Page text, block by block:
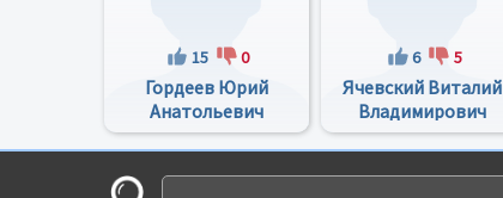
15 0
Гордеев Юрий
Анатольевич
6 5
Ячевский Виталий
Владимирович